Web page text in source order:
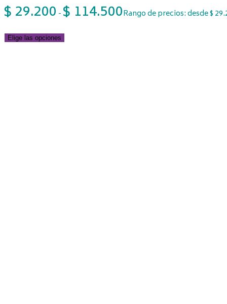
$29.200 - $ 114.500Rango de precios: desde $
Elige las opciones